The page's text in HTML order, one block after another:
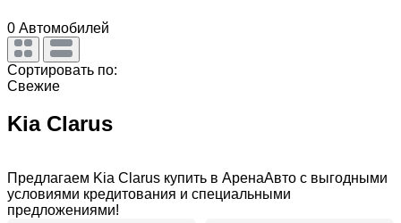
0 Автомобилей
Сортировать по:
Свежие
Kia Clarus
Предлагаем Kia Clarus купить в АренаАвто с выгодными
условиями кредитования и специальными
предложениями!